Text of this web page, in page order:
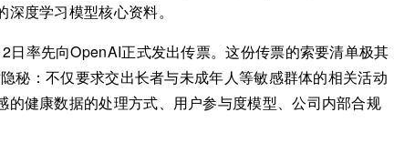
度学习模型核心资料。
日率先向OpenAI正式发出传票。这份传票的索要清单极其
秘：不仅要求交出长者与未成年人等敏感群体的相关活动
健康数据的处理方式、用户参与度模型、公司内部合规